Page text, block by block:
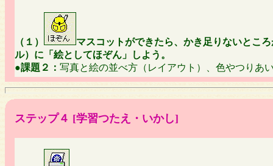
（１）
マスコットができたら、かき足りないとこ
ル）に「絵としてほぞん」しよう。
●課題２： 写真と絵の並べ方（レイアウト）、色やつりあ
ステップ４ [学習つたえ・いかし]